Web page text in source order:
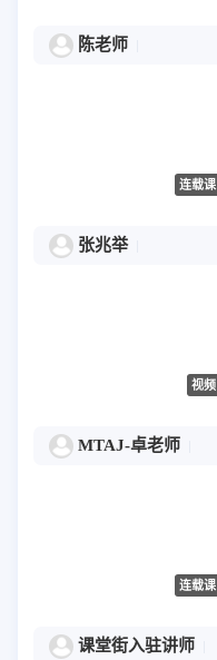
陈老师
连载课
张兆举
视频
MTAJ-卓老师
连载课
课堂街入驻讲师